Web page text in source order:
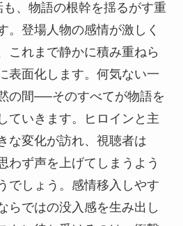
、物語の根幹を揺るがす重
。登場人物の感情が激しく
これまで静かに積み重ねら
表面化します。何気ない一
の間──そのすべてが物語を
ていきます。ヒロインと主
な変化が訪れ、視聴者は
わず声を上げてしまうよう
でしょう。感情移入しやす
らではの没入感を生み出し